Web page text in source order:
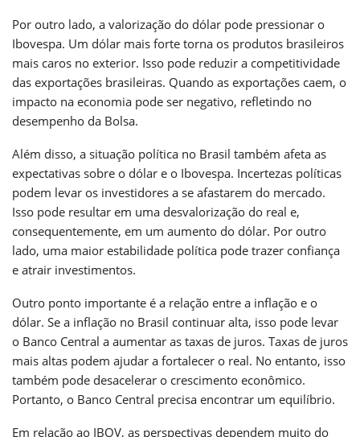
Por outro lado, a valorização do dólar pode pressionar o
Ibovespa. Um dólar mais forte torna os produtos brasileiros
mais caros no exterior. Isso pode reduzir a competitividade
das exportações brasileiras. Quando as exportações caem, o
impacto na economia pode ser negativo, refletindo no
desempenho da Bolsa.
Além disso, a situação política no Brasil também afeta as
expectativas sobre o dólar e o Ibovespa. Incertezas políticas
podem levar os investidores a se afastarem do mercado.
Isso pode resultar em uma desvalorização do real e,
consequentemente, em um aumento do dólar. Por outro
lado, uma maior estabilidade política pode trazer confiança
e atrair investimentos.
Outro ponto importante é a relação entre a inflação e o
dólar. Se a inflação no Brasil continuar alta, isso pode levar
o Banco Central a aumentar as taxas de juros. Taxas de juros
mais altas podem ajudar a fortalecer o real. No entanto, isso
também pode desacelerar o crescimento econômico.
Portanto, o Banco Central precisa encontrar um equilíbrio.
Em relação ao IBOV, as perspectivas dependem muito do